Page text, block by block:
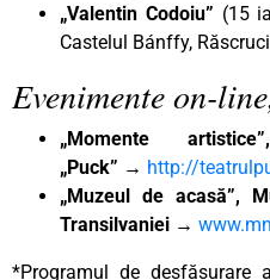
„Valentin Codoiu” (15
Castelul Bánffy, Răscruci
Evenimente on-
„Momente
„Puck” → http://
„Muzeul de acasă”,
Transilvaniei →
*Programul de desfășurare